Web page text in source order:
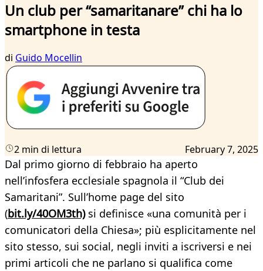
Un club per “samaritanare” chi ha lo
smartphone in testa
di Guido Mocellin
2 min di lettura February 7, 2025
Dal primo giorno di febbraio ha aperto
nell’infosfera ecclesiale spagnola il “Club dei
Samaritani”. Sull’home page del sito
(bit.ly/40OM3th)si definisce «una comunità per i
comunicatori della Chiesa»; più esplicitamente nel
sito stesso, sui social, negli inviti a iscriversi e nei
primi articoli che ne parlano si qualifica come